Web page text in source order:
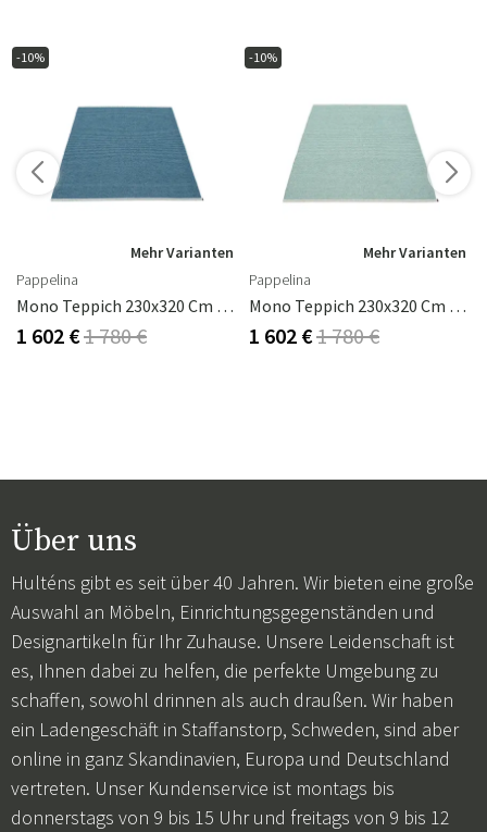
-10%
Mehr Varianten
Pappelina
Mono Teppich 230x320 Cm Ocean Blue / Dove Blue
1 602 €1 780 €
-10%
Mehr Varianten
Pappelina
Mono Teppich 230x320 Cm Haze / Pale Turquoise
1 602 €1 780 €
Über uns
Hulténs gibt es seit über 40 Jahren. Wir bieten eine große
Auswahl an Möbeln, Einrichtungsgegenständen und
Designartikeln für Ihr Zuhause. Unsere Leidenschaft ist
es, Ihnen dabei zu helfen, die perfekte Umgebung zu
schaffen, sowohl drinnen als auch draußen. Wir haben
ein Ladengeschäft in Staffanstorp, Schweden, sind aber
online in ganz Skandinavien, Europa und Deutschland
vertreten. Unser Kundenservice ist montags bis
donnerstags von 9 bis 15 Uhr und freitags von 9 bis 12